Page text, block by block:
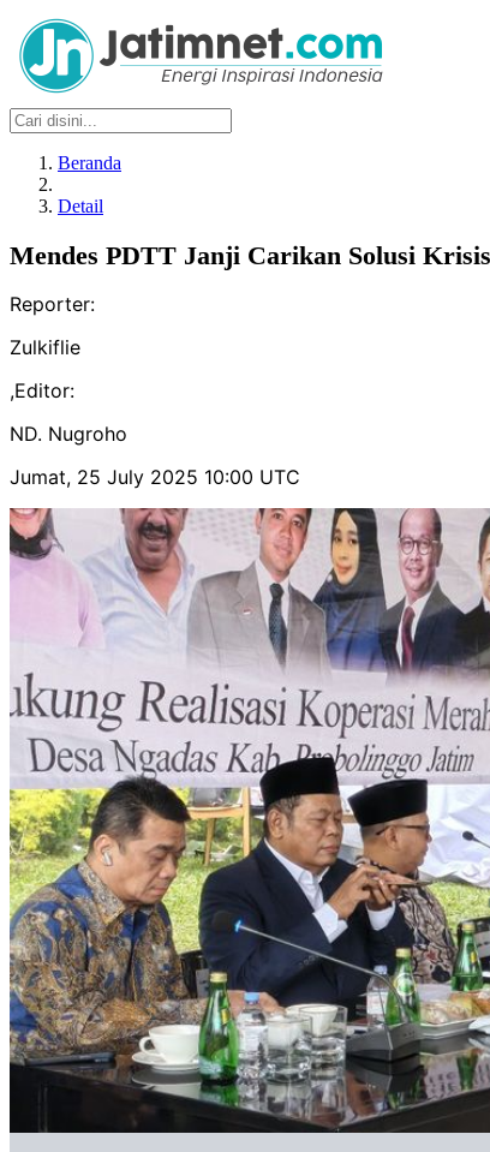
Beranda
Detail
Mendes PDTT Janji Carikan Solusi
Reporter:
Zulkiflie
,Editor:
ND. Nugroho
Jumat, 25 July 2025 10:00 UTC